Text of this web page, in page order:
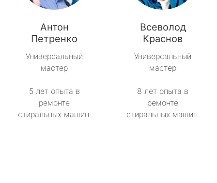
Антон
Петренко
Универсальный
мастер
5 лет опыта в
ремонте
стиральных машин.
Всеволод
Краснов
Универсальный
мастер
8 лет опыта в
ремонте
стиральных машин.